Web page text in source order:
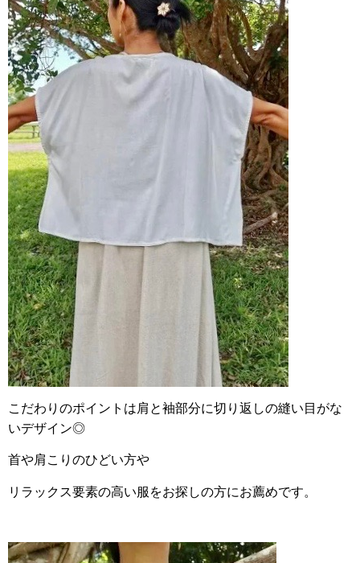
こだわりのポイントは肩と袖部分に切り返しの縫い目がな
いデザイン◎
首や肩こりのひどい方や
リラックス要素の高い服をお探しの方にお薦めです。